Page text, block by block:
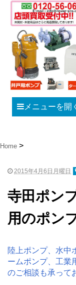
メニューを開
Home
2015年4月6日月曜日
寺田ポン
用のポン
陸上ポンプ、水中
ームポンプ、工業
のご相談も承って